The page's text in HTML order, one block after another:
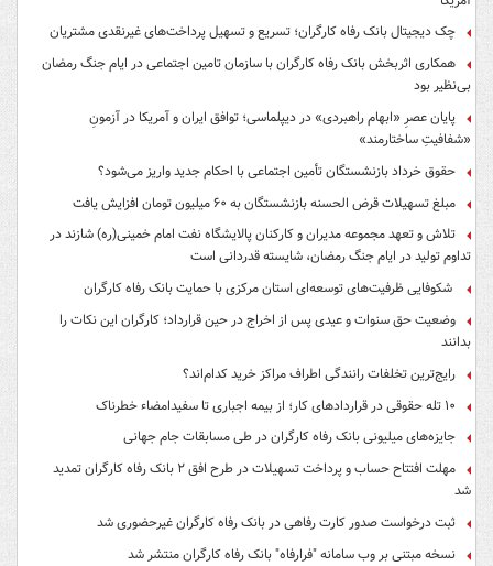
چک دیجیتال بانک رفاه کارگران؛ تسریع و تسهیل پرداخت‌های غیرنقدی مشتریان
همکاری اثربخش بانک رفاه کارگران با سازمان تامین اجتماعی در ایام جنگ رمضان
بی‌نظیر بود
پایان عصرِ «ابهام راهبردی» در دیپلماسی؛ توافق ایران و آمریکا در آزمونِ
«شفافیتِ ساختارمند»
حقوق خرداد بازنشستگان تأمین اجتماعی با احکام جدید واریز می‌شود؟
مبلغ تسهیلات قرض الحسنه بازنشستگان به ۶۰ میلیون تومان افزایش یافت
تلاش و تعهد مجموعه مدیران و کارکنان پالایشگاه نفت امام خمینی(ره) شازند در
تداوم تولید در ایام جنگ رمضان، شایسته قدردانی است
شکوفایی ظرفیت‌های توسعه‌ای استان مرکزی با حمایت بانک رفاه کارگران
وضعیت حق سنوات و عیدی پس از اخراج در حین قرارداد؛ کارگران این نکات را
بدانند
رایج‌ترین تخلفات رانندگی اطراف مراکز خرید کدام‌اند؟
۱۰ تله حقوقی در قراردادهای کار؛ از بیمه اجباری تا سفیدامضاء خطرناک
جایزه‌های میلیونی بانک رفاه کارگران در طی مسابقات جام جهانی
مهلت افتتاح حساب و پرداخت تسهیلات در طرح افق ۲ بانک رفاه کارگران تمدید
شد
ثبت درخواست صدور کارت رفاهی در بانک رفاه کارگران غیرحضوری شد
نسخه مبتنی بر وب سامانه "فرارفاه" بانک رفاه کارگران منتشر شد